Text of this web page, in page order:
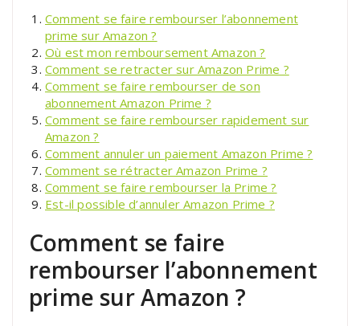
Comment se faire rembourser l’abonnement
prime sur Amazon ?
Où est mon remboursement Amazon ?
Comment se retracter sur Amazon Prime ?
Comment se faire rembourser de son
abonnement Amazon Prime ?
Comment se faire rembourser rapidement sur
Amazon ?
Comment annuler un paiement Amazon Prime ?
Comment se rétracter Amazon Prime ?
Comment se faire rembourser la Prime ?
Est-il possible d’annuler Amazon Prime ?
Comment se faire
rembourser l’abonnement
prime sur Amazon ?